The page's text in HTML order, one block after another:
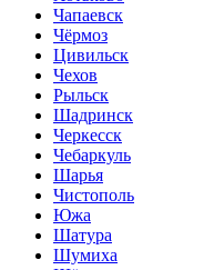
Чапаевск
Чёрмоз
Цивильск
Чехов
Рыльск
Шадринск
Черкесск
Чебаркуль
Шарья
Чистополь
Южа
Шатура
Шумиха